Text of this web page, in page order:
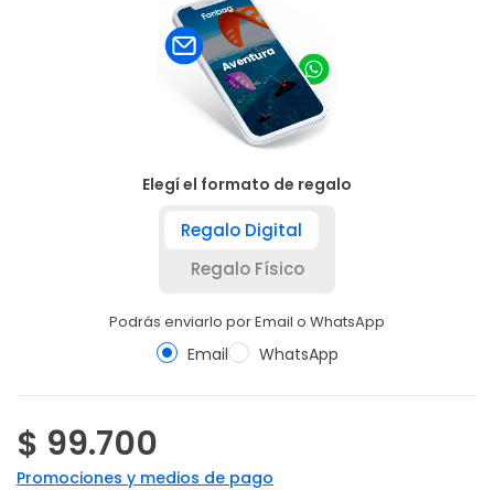
Elegí el formato de regalo
Regalo Digital
Regalo Físico
Podrás enviarlo por Email o WhatsApp
Email WhatsApp
$ 99.700
Promociones y medios de pago